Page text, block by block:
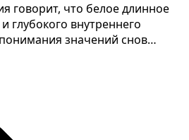
говорит, что белое длинное
глубокого внутреннего
значений снов